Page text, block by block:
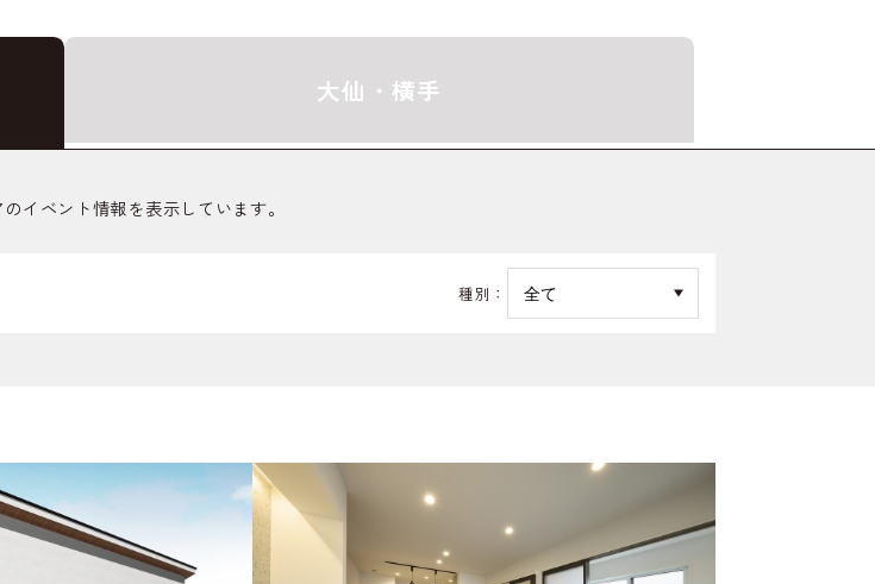
大仙・横手
イベント情報を表示しています。
種別：